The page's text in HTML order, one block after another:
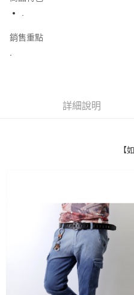
街口支付
悠遊付
AFTEE先享後付
【「AFTEE先享後付」結帳流程】
１．於結帳方式選擇「AFTEE先享
結帳頁面，進行簡訊認證並確認金額
２．訂單成立數日內，您將收到繳費
３．收到繳費通知簡訊後14天內，
ATM／網路銀行／等多元方式進行付
※ 請注意：結帳手續完成當下不需
購買商品的店家。未經商家同意取消
後付繳納相關費用。
每筆NT$80，滿NT$1,800(含以
先付款後全家取貨
每筆NT$80，滿NT$1,800(含以
7-11付款取貨
每筆NT$80，滿NT$1,800(含以
銷售重點
詳細說明
【